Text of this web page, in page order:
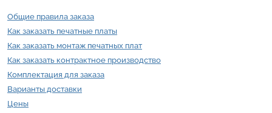
Общие правила заказа
Как заказать печатные платы
Как заказать монтаж печатных плат
Как заказать контрактное производство
Комплектация для заказа
Варианты доставки
Цены